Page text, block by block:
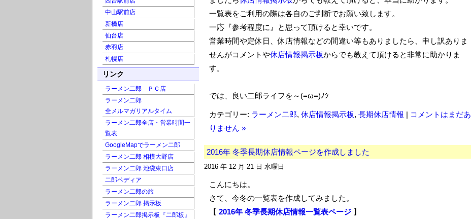
一覧表をご利用の際は各自のご判断でお願い致します。
一応『参考程度に』と思って頂けると幸いです。
営業時間や定休日、休店情報などの間違い等もありましたら、申し訳ありま
せんがコメントや休店情報掲示板からでも教えて頂けると非常に助かりま
す。
では、良い二郎ライフを～(=ω=)ﾉｼ
カテゴリー: ラーメン二郎, 休店情報掲示板, 長期休店情報 | コメントはまだあ
りません »
2016年 冬季長期休店情報ページを作成しました
2016 年 12 月 21 日 水曜日
こんにちは。
さて、今冬の一覧表を作成してみました。
【 2016年 冬季長期休店情報一覧表ページ 】
中山駅前店
新橋店
仙台店
赤羽店
札幌店
リンク
ラーメン二郎 ＰＣ店
ラーメン二郎
全メルマガリアルタイム
ラーメン二郎全店・営業時間一
覧表
GoogleMapでラーメン二郎
ラーメン二郎 相模大野店
ラーメン二郎 池袋東口店
二郎ペディア
ラーメン二郎の旅
ラーメン二郎 掲示板
ラーメン二郎掲示板『二郎板』